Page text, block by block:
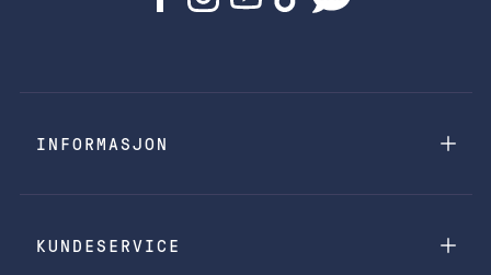
INFORMASJON
KUNDESERVICE